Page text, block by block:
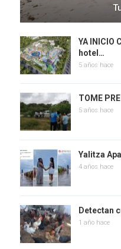
YA INICIO
hotel…
5 años hace
TOME
5 años hace
Yalitza
4 años hace
Detectan
1 año hace